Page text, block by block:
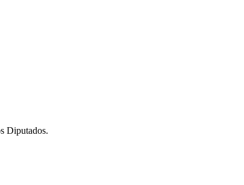
Diputados.